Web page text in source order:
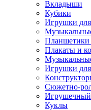
Вкладыши
Кубики
Игрушки
Планшетики
Плакаты и
Игрушки
Сюжетно-
Игрушечный
Куклы